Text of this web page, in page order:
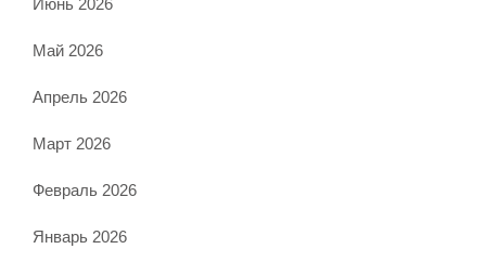
Июнь 2026
Май 2026
Апрель 2026
Март 2026
Февраль 2026
Январь 2026